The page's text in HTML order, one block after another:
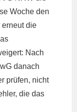
Woche den
die
Nach
danach
prüfen, nicht
die das